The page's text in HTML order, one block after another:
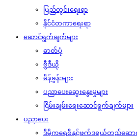
ပြည်တွင်းရေးရာ
နိုင်ငံတကာရေးရာ
ဆောင်ရွက်ချက်များ
ဓာတ်ပုံ
ဗွီဒီယို
မိန့်ခွန်းများ
ပညာပေးဆွေးနွေးမှုများ
ငြိမ်းချမ်းရေးဆောင်ရွက်ချက်များ
ပညာပေး
ဒီမိုကရေစီနှင့်ဖက်ဒရယ်တည်ဆောက်‌